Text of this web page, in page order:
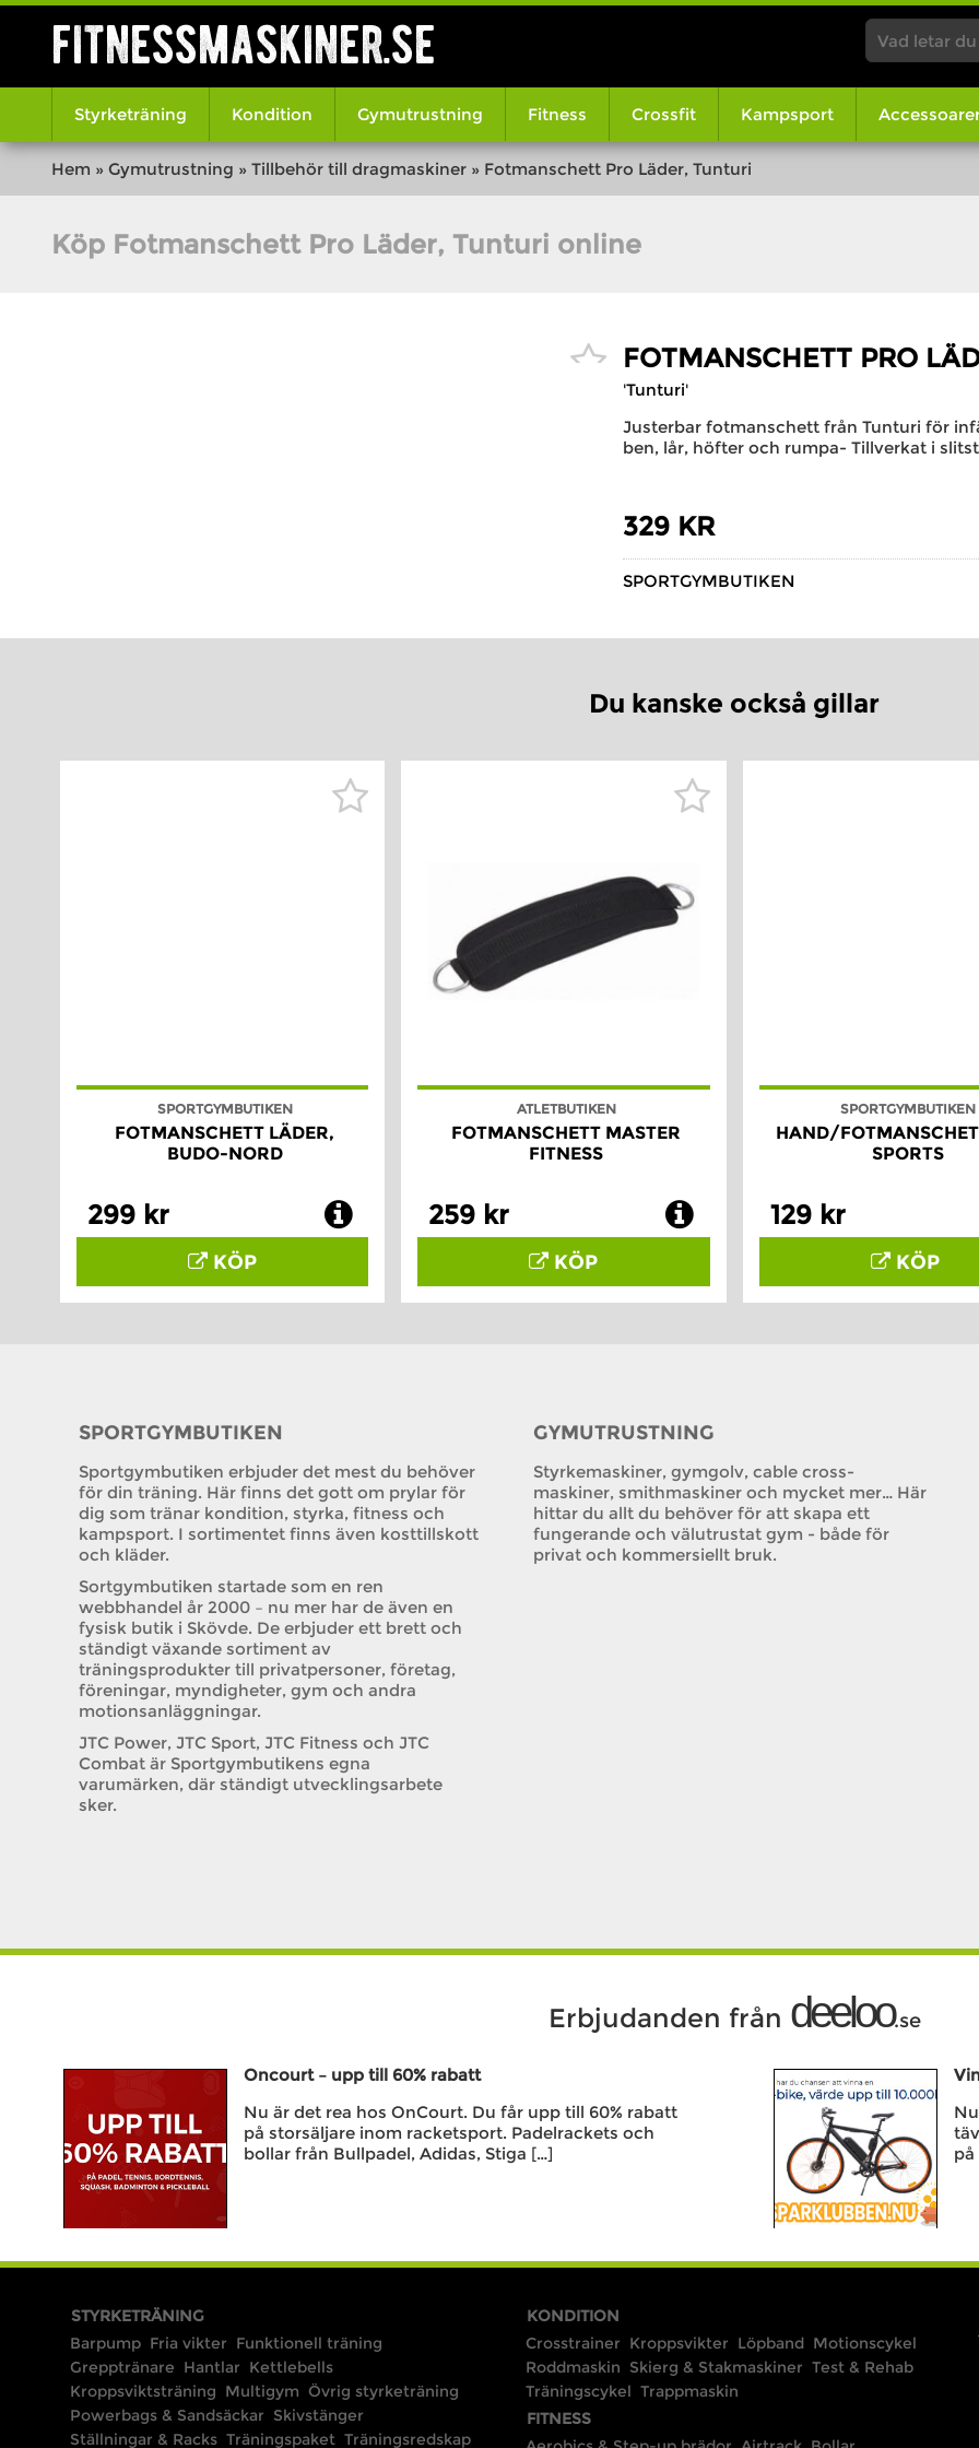
fitnessmaskiner.se
Styrketräning Kondition Gymutrustning Fitness Crossfit Kampsport
Hem » Gymutrustning » Tillbehör till dragmaskiner » Fotmanschett Pro Läder, Tunturi
Köp Fotmanschett Pro Läder, Tunturi online
FOTMANSCHETT PRO
'Tunturi'
Justerbar fotmanschett från Tunturi för
ben, lår, höfter och rumpa- Tillverkat i
329 KR
SPORTGYMBUTIKEN
Du kanske också gillar
SPORTGYMBUTIKEN
FOTMANSCHETT LÄDER,
BUDO-NORD
299 kr
KÖP
ATLETBUTIKEN
FOTMANSCHETT MASTER
FITNESS
259 kr
KÖP
SPORTGYMBUTIKEN
HAND/
SPORTS
129 kr
KÖP
SPORTGYMBUTIKEN
Sportgymbutiken erbjuder det mest du behöver
för din träning. Här finns det gott om prylar för
dig som tränar kondition, styrka, fitness och
kampsport. I sortimentet finns även kosttillskott
och kläder.
Sortgymbutiken startade som en ren
webbhandel år 2000 – nu mer har de även en
fysisk butik i Skövde. De erbjuder ett brett och
ständigt växande sortiment av
träningsprodukter till privatpersoner, företag,
föreningar, myndigheter, gym och andra
motionsanläggningar.
JTC Power, JTC Sport, JTC Fitness och JTC
Combat är Sportgymbutikens egna
varumärken, där ständigt utvecklingsarbete
sker.
GYMUTRUSTNING
Styrkemaskiner, gymgolv, cable cross-
maskiner, smithmaskiner och mycket mer… Här
hittar du allt du behöver för att skapa ett
fungerande och välutrustat gym - både för
privat och kommersiellt bruk.
Erbjudanden från deeloo.se
Oncourt – upp till 60% rabatt
Nu är det rea hos OnCourt. Du får upp till 60% rabatt
på storsäljare inom racketsport. Padelrackets och
bollar från Bullpadel, Adidas, Stiga […]
på
STYRKETRÄNING
Barpump Fria vikter Funktionell träning
Grepptränare Hantlar Kettlebells
Kroppsviktsträning Multigym Övrig styrketräning
Powerbags & Sandsäckar Skivstänger
Ställningar & Racks Träningspaket Träningsredskap
KONDITION
Crosstrainer Kroppsvikter Löpband Motionscykel
Roddmaskin Skierg & Stakmaskiner Test & Rehab
Träningscykel Trappmaskin
FITNESS